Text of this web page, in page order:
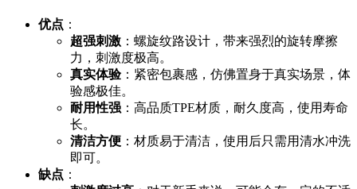
优点 ：
超强刺激 ：螺旋纹路设计，带来强烈的旋转摩擦
力，刺激度极高。
真实体验：紧密包裹感，仿佛置身于真实场景，体
验感极佳。
耐用性强 ：高品质TPE材质，耐久度高，使用寿命
长。
清洁方便 ：材质易于清洁，使用后只需用清水冲洗
即可。
缺点 ：